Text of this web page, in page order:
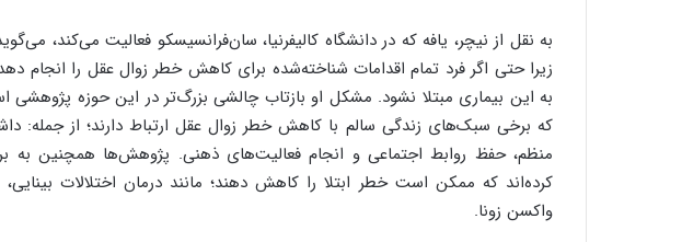
به نقل از نیچر، یافه که در دانشگاه کالیفرنیا، سان‌فرانسیسکو فعالیت می‌کند،
زیرا حتی اگر فرد تمام اقدامات شناخته‌شده برای کاهش خطر زوال عقل را انجام
به این بیماری مبتلا نشود. مشکل او بازتاب چالشی بزرگ‌تر در این حوزه
که برخی سبک‌های زندگی سالم با کاهش خطر زوال عقل ارتباط دارند؛ از جمله:
منظم، حفظ روابط اجتماعی و انجام فعالیت‌های ذهنی. پژوهش‌ها همچنین به
کرده‌اند که ممکن است خطر ابتلا را کاهش دهند؛ مانند درمان اختلالات
واکسن زونا.